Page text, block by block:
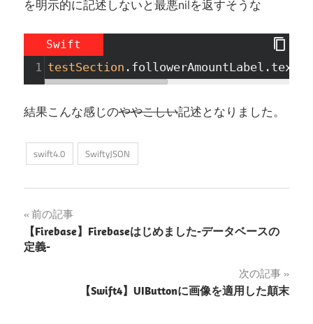
を明示的に記述しないと最悪nilを返すそうな
Swift
1 testSection .followerAmountLabel.text
結果こんな感じのややこしい記述となりました。
swift4.0 SwiftyJSON
投
稿
前の記事
【Firebase】Firebaseはじめました-データベースの
定義-
次の記事
【Swift4】UIButtonに画像を適用した顛末